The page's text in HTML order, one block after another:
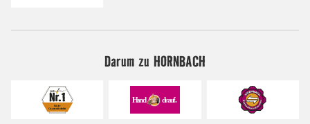
Darum zu HORNBACH